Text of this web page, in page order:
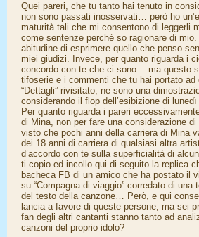
Quei pareri, che tu tanto hai tenuto in
non sono passati inosservati… però ho
maturità tali che mi consentono di leggerli
come sentenze perché so ragionare di
abitudine di esprimere quello che penso
miei giudizi. Invece, per quanto riguarda i
concordo con te che ci sono… ma questo
tifoserie e i commenti che tu hai portato ad
“Dettagli” rivisitato, ne sono una
considerando il flop dell’esibizione di lunedì
Per quanto riguarda i pareri
di Mina, non per fare una considerazione
visto che pochi anni della carriera di Mina
dei 18 anni di carriera di qualsiasi altra
d’accordo con te sulla superficialità di
ti copio ed incollo qui di seguito la replica
bacheca FB di un amico che ha postato il
su “Compagna di viaggio” corredato di una
del testo della canzone… Però, e qui
lancia a favore di queste persone, ma sei
fan degli altri cantanti stanno tanto ad
canzoni del proprio idolo?